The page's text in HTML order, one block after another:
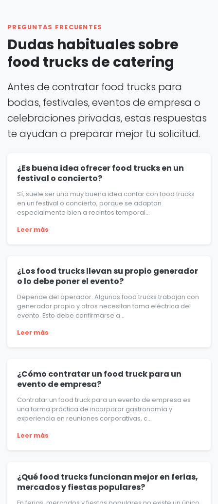
PREGUNTAS FRECUENTES
Dudas habituales sobre
food trucks de catering
Antes de contratar food trucks para
bodas, festivales, eventos de empresa o
celebraciones privadas, estas respuestas
te ayudan a preparar mejor tu solicitud.
¿Es buena idea ofrecer food trucks en un
festival o concierto?
Sí, suele ser una muy buena idea contar con food trucks
en un festival o concierto, porque se adaptan
especialmente bien a recintos temporal...
Leer más
¿Los food trucks llevan su propio generador
o lo debe poner el evento?
Depende del operador. Algunos food trucks trabajan con
generador propio y otros necesitan toma eléctrica del
evento. Esto debe confirmarse a...
Leer más
¿Cómo contratar un food truck para un
evento de empresa?
Contratar un food truck para un evento de empresa es
una forma práctica de incorporar gastronomía y
experiencia en reuniones corporativas, c...
Leer más
¿Qué food trucks funcionan mejor en ferias,
mercados y fiestas populares?